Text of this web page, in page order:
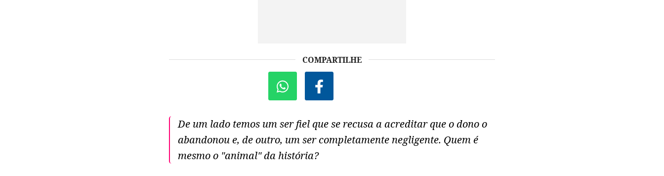
COMPARTILHE
De um lado temos um ser fiel que se recusa a acreditar que o dono o
abandonou e, de outro, um ser completamente negligente. Quem é
mesmo o "animal" da história?